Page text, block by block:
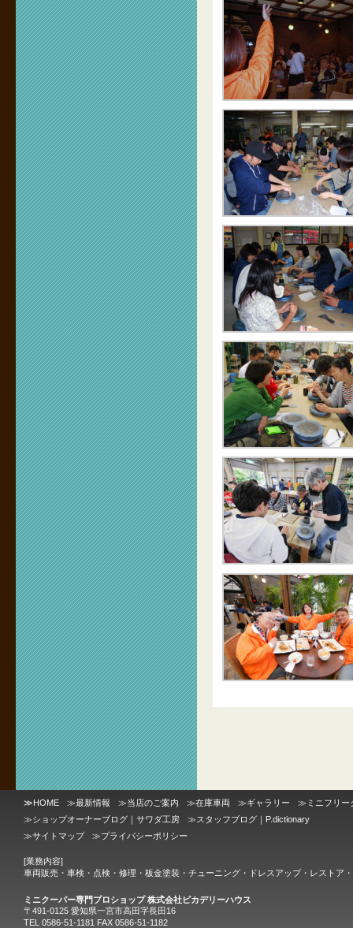
≫HOME ≫最新情報 ≫当店のご案内 ≫在庫車両 ≫ギャラリー ≫ ミニフリー
≫ショップオーナーブログ｜サワダ工房 ≫スタッフブログ｜P.dictionary
≫サイトマップ ≫プライバシーポリシー
[業務内容]
車両販売・車検・点検・修理・板金塗装・チューニング・ドレスアップ・レストア
ミニクーパー専門プロショップ 株式会社ピカデリーハウス
〒491-0125 愛知県一宮市高田字長田16
TEL 0586-51-1181 FAX 0586-51-1182